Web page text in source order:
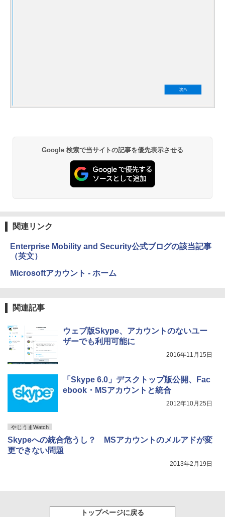
Google 検索で当サイトの記事を優先表示させる
関連リンク
Enterprise Mobility and Security公式ブログの該当記事
（英文）
Microsoftアカウント - ホーム
関連記事
ウェブ版Skype、アカウントのないユー
ザーでも利用可能に
2016年11月15日
「Skype 6.0」デスクトップ版公開、Fac
ebook・MSアカウントと統合
2012年10月25日
やじうまWatch
Skypeへの統合危うし？ MSアカウントのメルアドが変
更できない問題
2013年2月19日
トップページに戻る